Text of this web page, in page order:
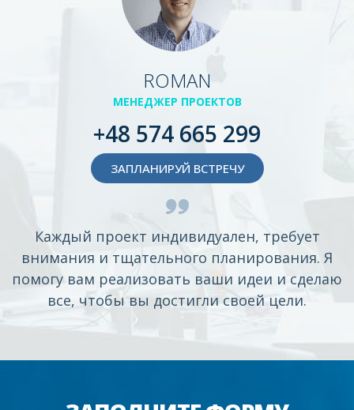
ROMAN
МЕНЕДЖЕР ПРОЕКТОВ
+48 574 665 299
ЗАПЛАНИРУЙ ВСТРЕЧУ
Каждый проект индивидуален, требует
внимания и тщательного планирования. Я
помогу вам реализовать ваши идеи и сделаю
все, чтобы вы достигли своей цели.